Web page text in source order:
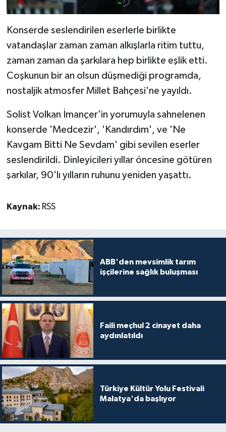
Konserde seslendirilen eserlerle birlikte
vatandaşlar zaman zaman alkışlarla ritim tuttu,
zaman zaman da şarkılara hep birlikte eşlik etti.
Coşkunun bir an olsun düşmediği programda,
nostaljik atmosfer Millet Bahçesi'ne yayıldı.
Solist Volkan İmançer'in yorumuyla sahnelenen
konserde 'Medcezir', 'Kandırdım', ve 'Ne
Kavgam Bitti Ne Sevdam' gibi sevilen eserler
seslendirildi. Dinleyicileri yıllar öncesine götüren
şarkılar, 90'lı yılların ruhunu yeniden yaşattı.
Kaynak: RSS
ABB'den mevsimlik tarım
işçilerine sağlık buluşması
Faili meçhul 2 cinayet daha
aydınlatıldı
Türkiye Kültür Yolu Festivali
Malatya'da başlıyor